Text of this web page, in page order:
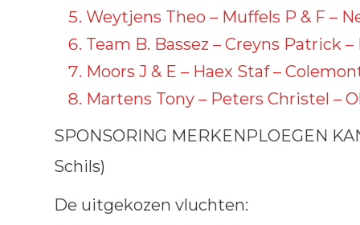
Weytjens Theo – Muffels P & F –
Team B. Bassez – Creyns Patrick
Moors J & E – Haex Staf –
Martens Tony – Peters Christel –
SPONSORING MERKENPLOEGEN
Schils)
De uitgekozen vluchten: